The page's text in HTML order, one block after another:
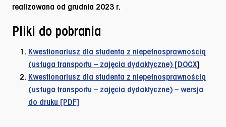
realizowana od grudnia 2023 r.
Pliki do pobrania
Kwestionariusz dla studenta z niepełnosprawnością
(usługa transportu – zajęcia dydaktyczne) [DOCX]
Kwestionariusz dla studenta z niepełnosprawnością
(usługa transportu – zajęcia dydaktyczne) – wersja
do druku [PDF]